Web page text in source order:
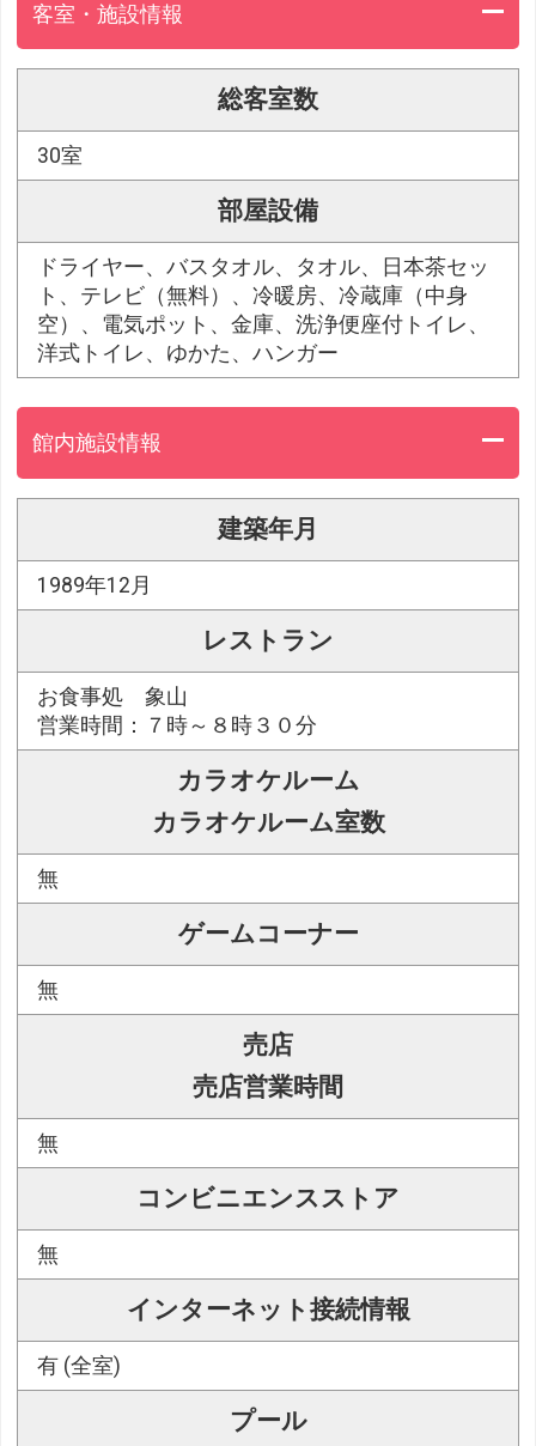
客室・施設情報
総客室数
30室
部屋設備
ドライヤー、バスタオル、タオル、日本茶セッ
ト、テレビ（無料）、冷暖房、冷蔵庫（中身
空）、電気ポット、金庫、洗浄便座付トイレ、
洋式トイレ、ゆかた、ハンガー
館内施設情報
建築年月
1989年12月
レストラン
お食事処 象山
営業時間：７時～８時３０分
カラオケルーム
カラオケルーム室数
無
ゲームコーナー
無
売店
売店営業時間
無
コンビニエンスストア
無
インターネット接続情報
有 (全室)
プール